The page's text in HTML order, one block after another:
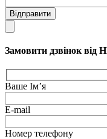
Відправити
Замовити дзвінок від
Ваше Ім’я
E-mail
Номер телефону